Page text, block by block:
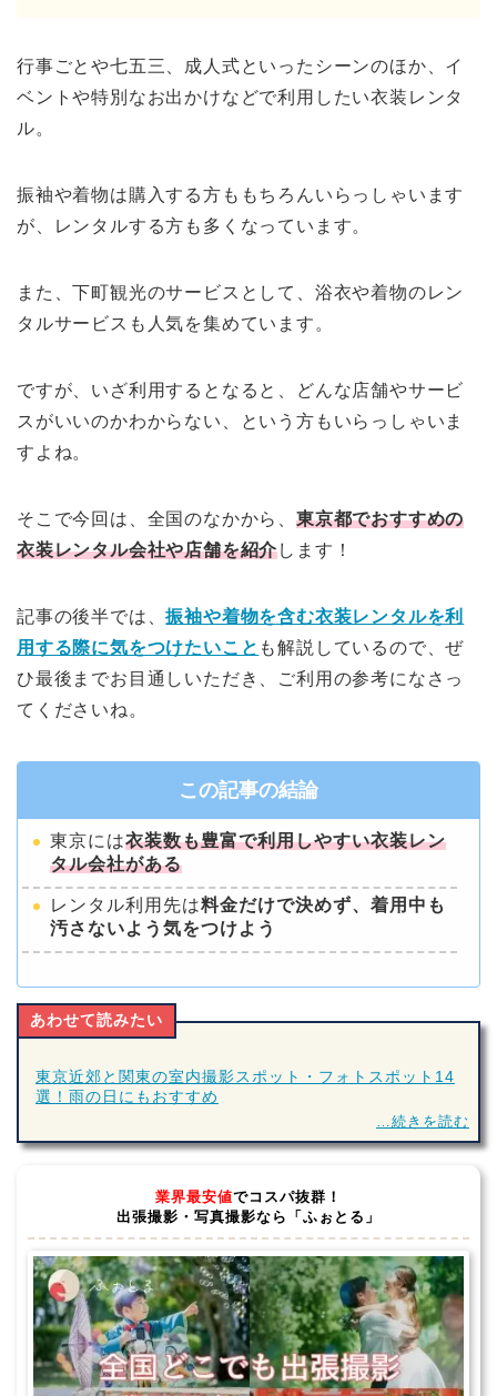
行事ごとや七五三、成人式といったシーンのほか、イ
ベントや特別なお出かけなどで利用したい衣装レンタ
ル。
振袖や着物は購入する方ももちろんいらっしゃいます
が、レンタルする方も多くなっています。
また、下町観光のサービスとして、浴衣や着物のレン
タルサービスも人気を集めています。
ですが、いざ利用するとなると、どんな店舗やサービ
スがいいのかわからない、という方もいらっしゃいま
すよね。
そこで今回は、全国のなかから、 東京都でおすすめの
衣装レンタル会社や店舗を紹介します！
記事の後半では、振袖や着物を含む衣装レンタルを利
用する際に気をつけたいこと も解説しているので、ぜ
ひ最後までお目通しいただき、ご利用の参考になさっ
てくださいね。
この記事の結論
東京には衣装数も豊富で利用しやすい衣装レン
タル会社がある
レンタル利用先は料金だけで決めず、着用中も
汚さないよう気をつけよう
あわせて読みたい
東京近郊と関東の室内撮影スポット・フォトスポット14
選！雨の日にもおすすめ
…続きを読む
業界最安値でコスパ抜群！
出張撮影・写真撮影なら「ふぉとる」